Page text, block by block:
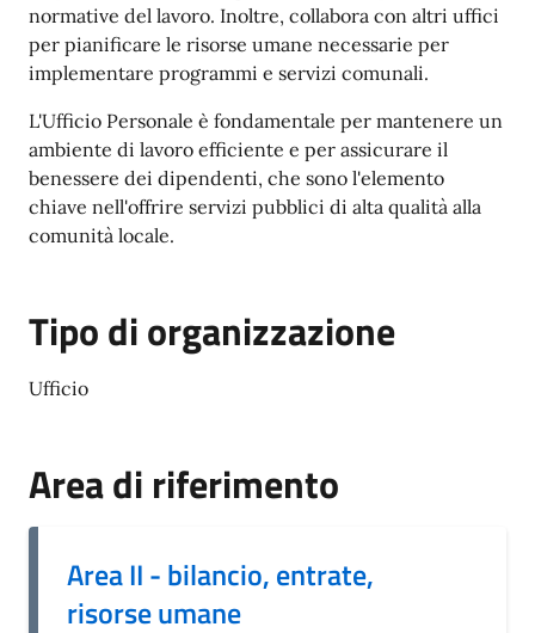
normative del lavoro. Inoltre, collabora con altri uffici
per pianificare le risorse umane necessarie per
implementare programmi e servizi comunali.
L'Ufficio Personale è fondamentale per mantenere un
ambiente di lavoro efficiente e per assicurare il
benessere dei dipendenti, che sono l'elemento
chiave nell'offrire servizi pubblici di alta qualità alla
comunità locale.
Tipo di organizzazione
Ufficio
Area di riferimento
Area II - bilancio, entrate,
risorse umane